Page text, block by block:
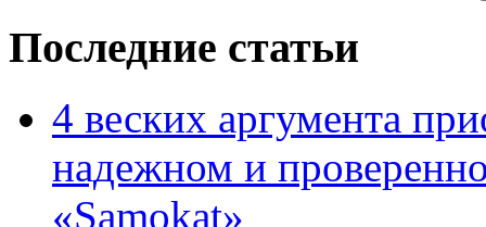
Последние статьи
4 веских аргумента
надежном и
«Samokat»